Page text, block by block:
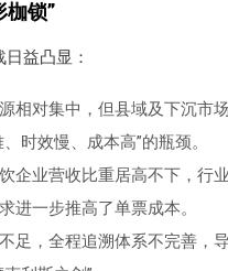
枷锁”
益凸显：
相对集中，但县域及下沉市
时效慢、成本高”的瓶颈。
企业营收比重居高不下，行
进一步推高了单票成本。
足，全程追溯体系不完善，